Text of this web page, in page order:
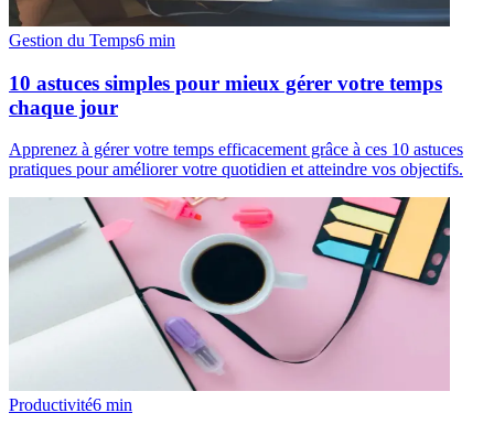
Gestion du Temps6 min
10 astuces simples pour mieux gérer votre temps
chaque jour
Apprenez à gérer votre temps efficacement grâce à ces 10 astuces
pratiques pour améliorer votre quotidien et atteindre vos objectifs.
Productivité6 min